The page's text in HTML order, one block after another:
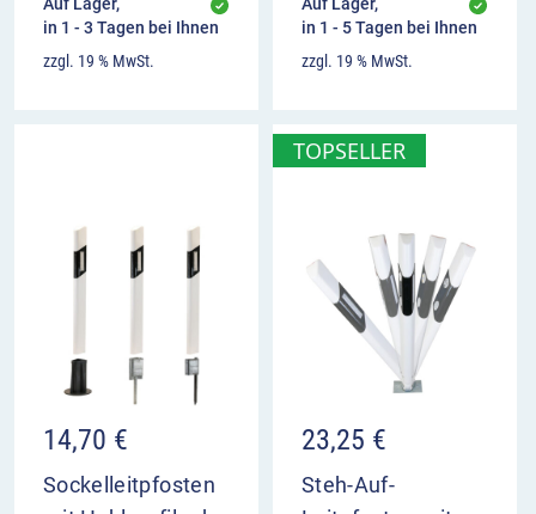
in 1 - 3 Tagen bei Ihnen
zzgl. 19 % MwSt.
in 1 - 5 Tagen bei Ihnen
zzgl. 19 % MwSt.
14,70 €
Sockelleitpfosten
TOPSELLER
23,25 €
Steh-Auf-